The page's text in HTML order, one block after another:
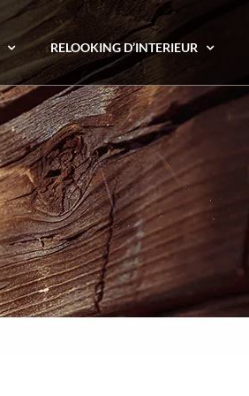
RELOOKING D’INTERIEUR